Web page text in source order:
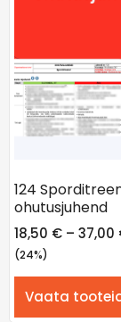
124
ohutusjuhend
18,50 € – 37,00
(24%)
Vaata